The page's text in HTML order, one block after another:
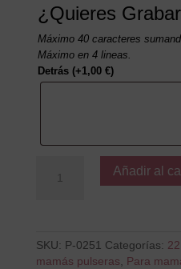
¿Quieres
Máximo 40 caracteres
Máximo en 4 lineas.
Detrás (+1,00 €)
abrazos
Añadir al
SKU: P-0251 Categorías:
mamás pulseras, Para